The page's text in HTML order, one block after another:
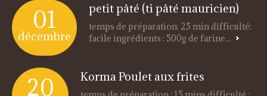
01
décembre
petit pâté (ti pâté mauricien)
temps de préparation: 25 min difficulté:
facile ingrédients : 500g de farine...
20 Korma Poulet aux frites